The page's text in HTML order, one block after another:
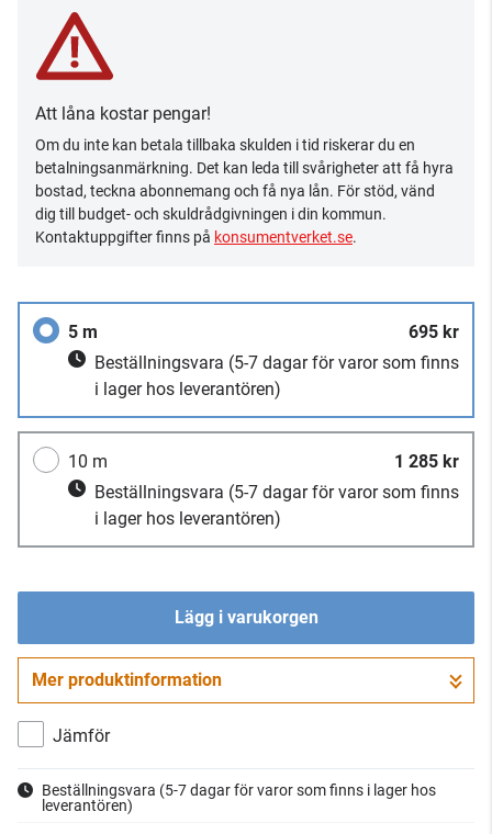
Att låna kostar pengar!
Om du inte kan betala tillbaka skulden i tid riskerar du en
betalningsanmärkning. Det kan leda till svårigheter att få hyra
bostad, teckna abonnemang och få nya lån. För stöd, vänd
dig till budget- och skuldrådgivningen i din kommun.
Kontaktuppgifter finns på konsumentverket.se.
5 m
695 kr
Beställningsvara (5-7 dagar för varor som finns
i lager hos leverantören)
10 m
1 285 kr
Beställningsvara (5-7 dagar för varor som finns
i lager hos leverantören)
Lägg i varukorgen
Gå till kassan
Mer produktinformation
Jämför
Beställningsvara (5-7 dagar för varor som finns i lager hos
leverantören)